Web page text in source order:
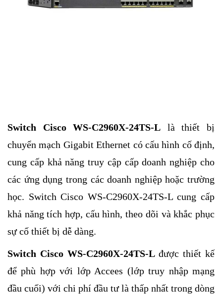
Switch Cisco WS-C2960X-24TS-L là thiết bị
chuyển mạch Gigabit Ethernet có cấu hình cố định,
cung cấp khả năng truy cập cấp doanh nghiệp cho
các ứng dụng trong các doanh nghiệp hoặc trường
học. Switch Cisco WS-C2960X-24TS-L cung cấp
khả năng tích hợp, cấu hình, theo dõi và khắc phục
sự cố thiết bị dễ dàng.
Switch Cisco WS-C2960X-24TS-Lđược thiết kế
để phù hợp với lớp Accees (lớp truy nhập mạng
đầu cuối) với chi phí đầu tư là thấp nhất trong dòng